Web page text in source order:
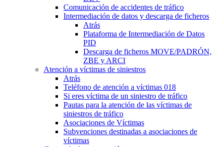
Comunicación de accidentes de tráfico
Intermediación de datos y descarga de ficheros
Atrás
Plataforma de Intermediación de Datos
PID
Descarga de ficheros MOVE/PADRÓN,
ZBE y ARCI
Atención a víctimas de siniestros
Atrás
Teléfono de atención a víctimas 018
Si eres víctima de un siniestro de tráfico
Pautas para la atención de las víctimas de
siniestros de tráfico
Asociaciones de Víctimas
Subvenciones destinadas a asociaciones de
víctimas